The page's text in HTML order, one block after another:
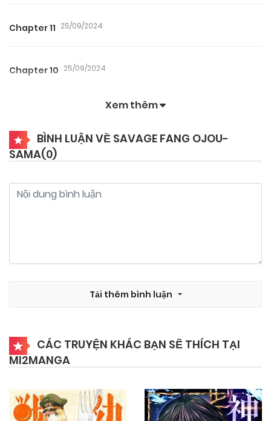
Chapter 11 25/09/2024
Chapter 10 25/09/2024
Chapter 8
Chapter 7 25/09/2024
Chapter 3 25/09/2024
Chapter 2 25/09/2024
Xem thêm
BÌNH LUẬN VỀ SAVAGE FANG OJOU-
SAMA(0)
Tải thêm bình luận
CÁC TRUYỆN KHÁC BẠN SẼ THÍCH TẠI
MI2MANGA